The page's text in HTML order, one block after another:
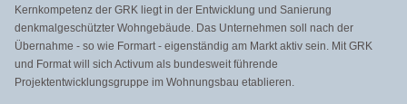
Kernkompetenz der GRK liegt in der Entwicklung und Sanierung
denkmalgeschützter Wohngebäude. Das Unternehmen soll nach der
Übernahme - so wie Formart - eigenständig am Markt aktiv sein. Mit GRK
und Format will sich Activum als bundesweit führende
Projektentwicklungsgruppe im Wohnungsbau etablieren.